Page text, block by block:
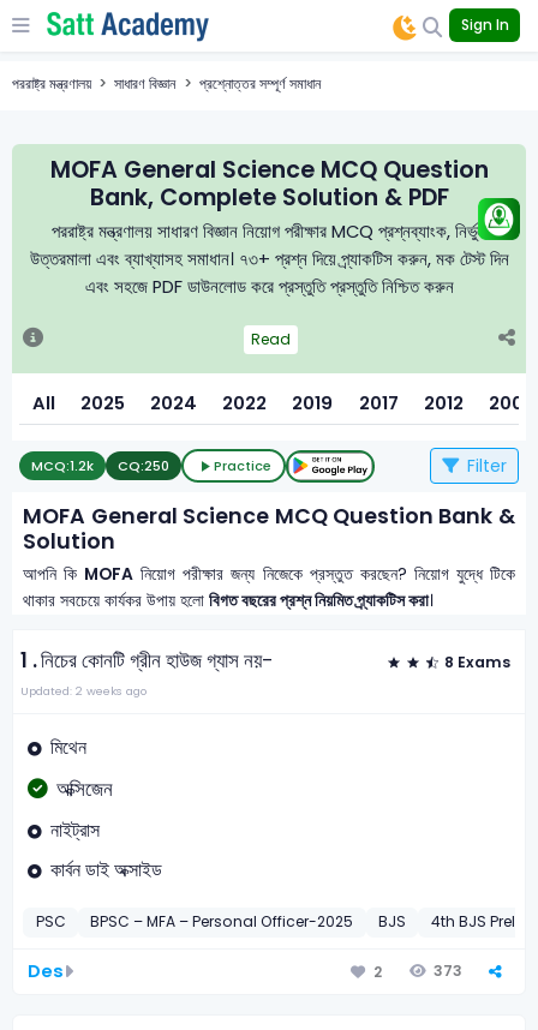
Sign In
পররাষ্ট্র মন্ত্রণালয় সাধারণ বিজ্ঞান প্রশ্নোত্তর সম্পূর্ণ সমাধান
MOFA General Science MCQ Question
Bank, Complete Solution & PDF
পররাষ্ট্র মন্ত্রণালয় সাধারণ বিজ্ঞান নিয়োগ পরীক্ষার MCQ প্রশ্নব্যাংক, নির্ভুল
উত্তরমালা এবং ব্যাখ্যাসহ সমাধান। ৭৩+ প্রশ্ন দিয়ে প্র্যাকটিস করুন, মক টেস্ট দিন
এবং সহজে PDF ডাউনলোড করে প্রস্তুতি প্রস্তুতি নিশ্চিত করুন
Read
All 2025 2024 2022 2019 2017 2012 2006
MCQ:1.2k CQ:250 Practice Filter
MOFA General Science MCQ Question Bank &
Solution
আপনি কি MOFA নিয়োগ পরীক্ষার জন্য নিজেকে প্রস্তুত করছেন? নিয়োগ যুদ্ধে টিকে
থাকার সবচেয়ে কার্যকর উপায় হলোবিগত বছরের প্রশ্ন নিয়মিত প্র্যাকটিস করা।
1 .নিচের কোনটি গ্রীন হাউজ গ্যাস নয়- 8 Exams
Updated: 2 weeks ago
মিথেন
অক্সিজেন
নাইট্রাস
কার্বন ডাই অক্সাইড
PSC BPSC – MFA – Personal Officer-2025 BJS 4th BJS Preli-
Des 2 373